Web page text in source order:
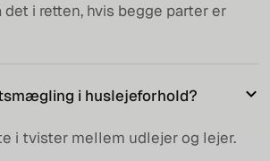
det i retten, hvis begge parter er
i huslejeforhold?
i tvister mellem udlejer og lejer.